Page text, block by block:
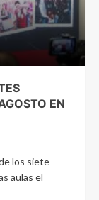
EN
los siete
aulas el